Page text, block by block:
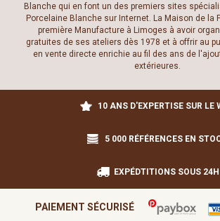
Blanche qui en font un des premiers sites
Porcelaine Blanche sur Internet. La Maison de la
première Manufacture à Limoges à avoir
gratuites de ses ateliers dès 1978 et à offrir au
en vente directe enrichie au fil des ans de
extérieures.
10 ANS D'EXPERTISE SUR LE
5 000 RÉFÉRENCES EN
EXPÉDTITIONS SOUS 24H
PAIEMENT SÉCURISÉ